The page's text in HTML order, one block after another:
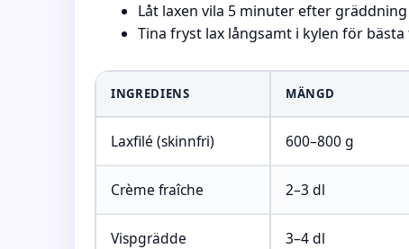
Låt laxen vila 5 minuter efter gräddning
Tina fryst lax långsamt i kylen för
INGREDIENS MÄNGD
Laxfilé (skinnfri) 600–800 g
Crème fraîche 2–3 dl
Vispgrädde 3–4 dl